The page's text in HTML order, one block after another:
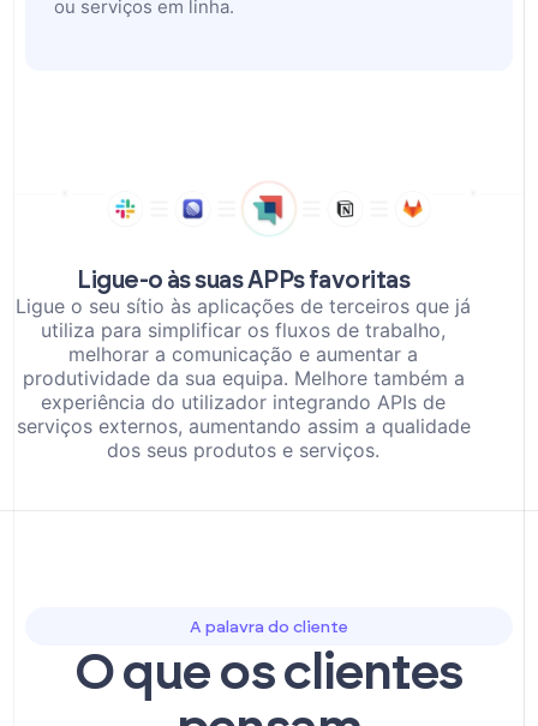
ou serviços em linha.
Ligue-o às suas APPs favoritas
Ligue o seu sítio às aplicações de terceiros que já
utiliza para simplificar os fluxos de trabalho,
melhorar a comunicação e aumentar a
produtividade da sua equipa. Melhore também a
experiência do utilizador integrando APIs de
serviços externos, aumentando assim a qualidade
dos seus produtos e serviços.
A palavra do cliente
O que os clientes